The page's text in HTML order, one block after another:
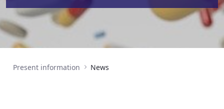
Present information News